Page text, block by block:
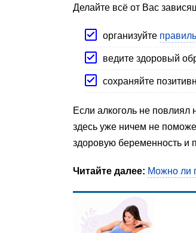
Делайте всё от Вас
организуйте
ведите здоровый
сохраняйте
Если алкоголь не повлиял
здесь уже ничем не
здоровую беременность и
Читайте далее: Можно ли